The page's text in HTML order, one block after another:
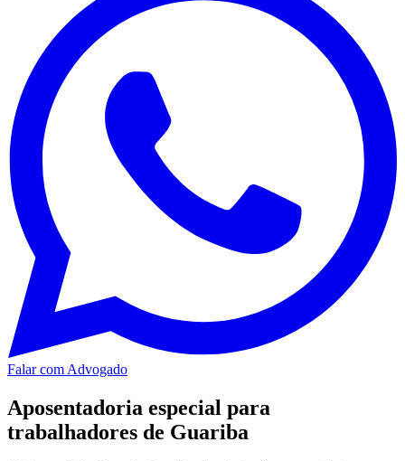
Falar com Advogado
Aposentadoria especial para
trabalhadores de Guariba